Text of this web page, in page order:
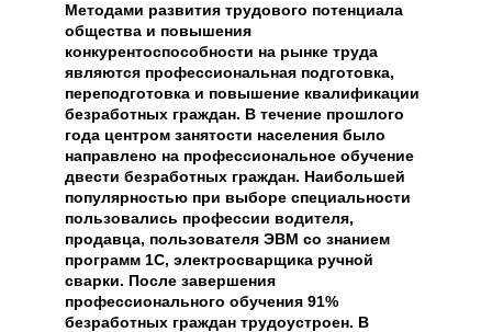
Методами развития трудового потенциала
общества и повышения
конкурентоспособности на рынке труда
являются профессиональная подготовка,
переподготовка и повышение квалификации
безработных граждан. В течение прошлого
года центром занятости населения было
направлено на профессиональное обучение
двести безработных граждан. Наибольшей
популярностью при выборе специальности
пользовались профессии водителя,
продавца, пользователя ЭВМ со знанием
программ 1С, электросварщика ручной
сварки. После завершения
профессионального обучения 91%
безработных граждан трудоустроен. В